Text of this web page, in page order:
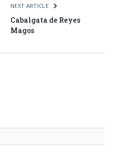
NEXT ARTICLE
Cabalgata de Reyes
Magos